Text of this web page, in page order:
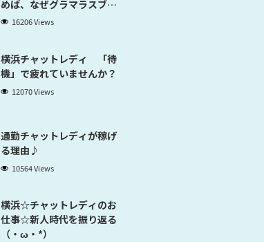
めば、なぜグラマラスブラ
ンド横浜だと稼げるのかが
16206 Views
横浜チャットレディ 「待
機」で疲れていませんか？
12070 Views
通勤チャットレディが稼げ
る理由♪
10564 Views
横浜☆チャットレディのお
仕事☆新人時代を振り返る
（・ω・*）